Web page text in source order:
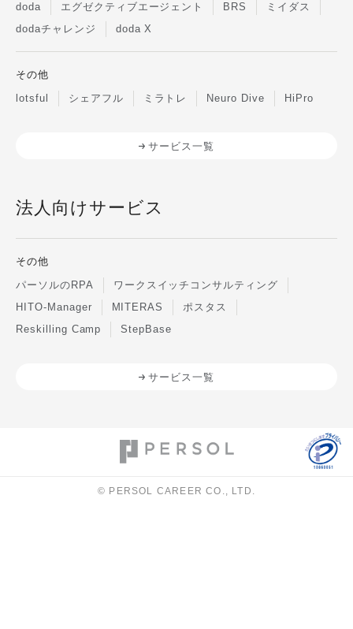
doda
エグゼクティブエージェント BRS
ミイダス
dodaチャレンジ
doda X
その他
lotsful
シェアフル ミラトレ Neuro Dive HiPro
サービス一覧
法人向けサービス
その他
パーソルのRPA
ワークスイッチコンサルティング
HITO-Manager
MITERAS
ポスタス
Reskilling Camp
StepBase
サービス一覧
© PERSOL CAREER CO., LTD.